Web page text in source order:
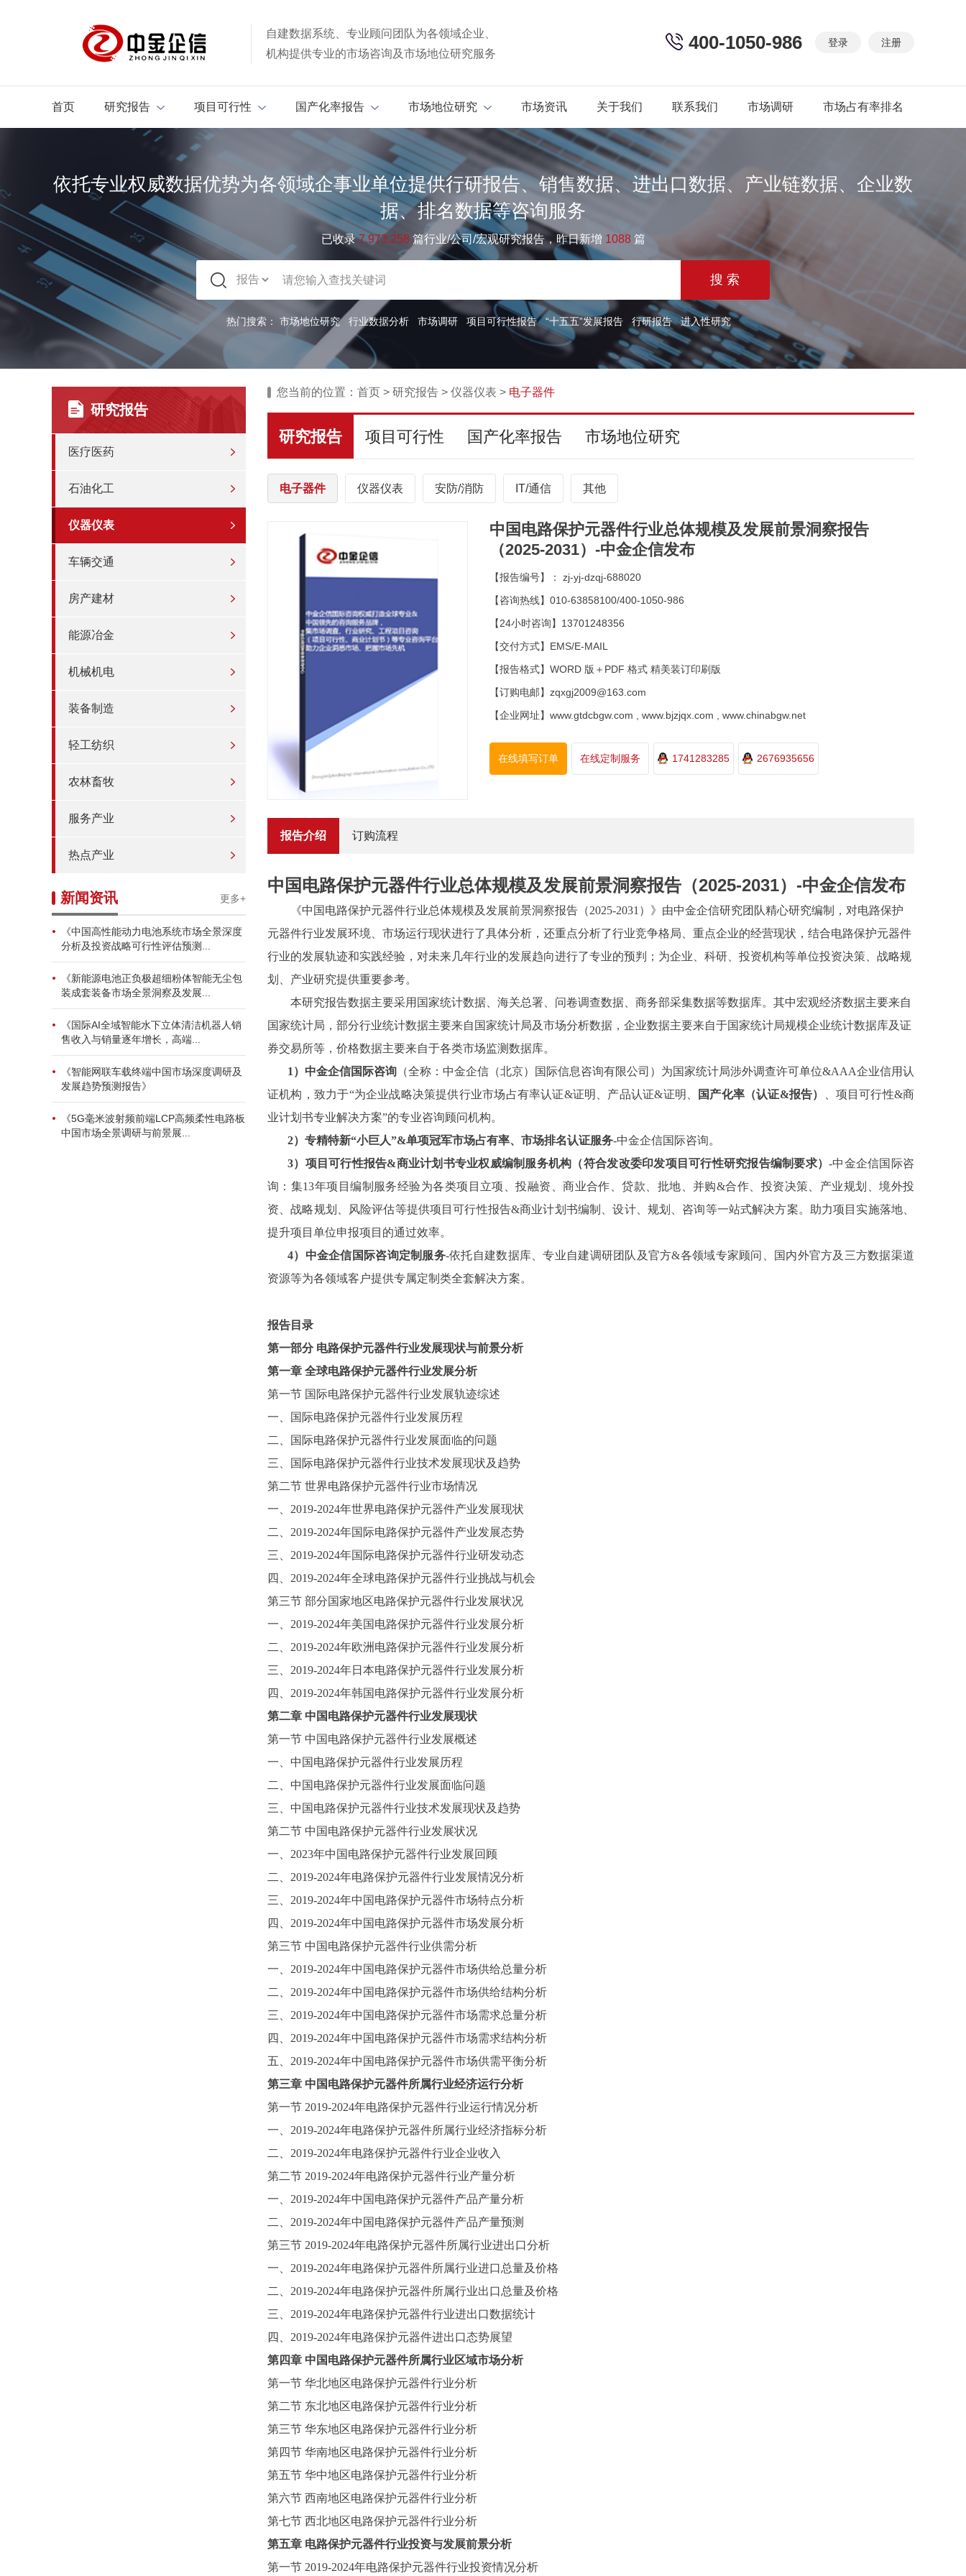
自建数据系统、专业顾问团队为各领域企业、
机构提供专业的市场咨询及市场地位研究服务
登录 注册
400-1050-986
首页 研究报告 项目可行性 国产化率报告 市场地位研究 市场资讯 关于我们 联系我们 市场调研 市场占有率排名
依托专业权威数据优势为各领域企事业单位提供行研报告、销售数据、进出口数据、产业链数据、企业数
据、排名数据等咨询服务
已收录7.973.258 篇行业/公司/宏观研究报告，昨日新增 1088 篇
热门搜索： 市场地位研究 行业数据分析 市场调研 项目可行性报告 “十五五”发展报告 行研报告 进入性研究
研究报告
医疗医药
石油化工
仪器仪表
车辆交通
房产建材
能源冶金
机械机电
装备制造
轻工纺织
农林畜牧
服务产业
热点产业
新闻资讯 更多+
《中国高性能动力电池系统市场全景深度
分析及投资战略可行性评估预测...
《新能源电池正负极超细粉体智能无尘包
装成套装备市场全景洞察及发展...
《国际AI全域智能水下立体清洁机器人销
售收入与销量逐年增长，高端...
《智能网联车载终端中国市场深度调研及
发展趋势预测报告》
《5G毫米波射频前端LCP高频柔性电路板
中国市场全景调研与前景展...
您当前的位置： 首页 > 研究报告 > 仪器仪表 > 电子器件
研究报告 项目可行性 国产化率报告 市场地位研究
电子器件 仪器仪表 安防/消防 IT/通信 其他
中国电路保护元器件行业总体规模及发展前景洞察报告
（2025-2031）-中金企信发布
【报告编号】： zj-yj-dzqj-688020
【咨询热线】010-63858100/400-1050-986
【24小时咨询】13701248356
【交付方式】EMS/E-MAIL
【报告格式】WORD 版＋PDF 格式 精美装订印刷版
【订购电邮】zqxgj2009@163.com
【企业网址】www.gtdcbgw.com , www.bjzjqx.com , www.chinabgw.net
在线填写订单 在线定制服务 1741283285 2676935656
报告介绍 订购流程
中国电路保护元器件行业总体规模及发展前景洞察报告（2025-2031）-中金企信发布
《中国电路保护元器件行业总体规模及 发展前景洞察报告 （2025-2031 ） 》由中金企信研究团队精心研究编制，对电路保护
元器件行业发展环境、市场运行现状进行了具体分析，还重点分析了行业竞争格局、重点企业的经营现状，结合电路保护元器件
行业的发展轨迹和实践经验，对未来几年行业的发展趋向进行了专业的预判；为企业、科研、投资机构等单位投资决策、战略规
划、产业研究提供重要参考。
本研究报告数据主要采用国家统计数据、海关总署、问卷调查数据、商务部采集数据等数据库。其中宏观经济数据主要来自
国家统计局，部分行业统计数据主要来自国家统计局及市场分析数据，企业数据主要来自于国家统计局规模企业统计数据库及证
券交易所等，价格数据主要来自于各类市场监测数据库。
1）中金企信国际咨询 （全称：中金企信（北京）国际信息咨询有限公司）为国家统计局涉外调查许可单位&AAA企业信用认
证机构，致力于“为企业战略决策提供行业市场占有率认证&证明、产品认证&证明、 国产化率（认证&报告） 项目可行性&商
业计划书专业解决方案”的专业咨询顾问机构。
2）专精特新“小巨人”&单项冠军市场占有率、市场排名认证服务-中金企信国际咨询。
3）项目可行性报告&商业计划书专业权威编制服务机构（符合发改委印发项目可行性研究报告编制要求）-中金企信国际咨
询：集13年项目编制服务经验为各类项目立项、投融资、商业合作、贷款、批地、并购&合作、投资决策、产业规划、境外投
资、战略规划、风险评估等提供项目可行性报告&商业计划书编制、设计、规划、咨询等一站式解决方案。助力项目实施落地、
提升项目单位申报项目的通过效率。
4）中金企信国际咨询定制服务-依托自建数据库、专业自建调研团队及官方&各领域专家顾问、国内外官方及三方数据渠道
资源等为各领域客户提供专属定制类全套解决方案。
报告目录
第一部分 电路保护元器件行业发展现状与前景分析
第一章 全球电路保护元器件行业发展分析
第一节 国际电路保护元器件行业发展轨迹综述
一、国际电路保护元器件行业发展历程
二、国际电路保护元器件行业发展面临的问题
三、国际电路保护元器件行业技术发展现状及趋势
第二节 世界电路保护元器件行业市场情况
一、 2019-2024年世界电路保护元器件产业发展现状
二、 2019-2024年国际电路保护元器件产业发展态势
三、 2019-2024年国际电路保护元器件行业研发动态
四、 2019-2024年全球电路保护元器件行业挑战与机会
第三节 部分国家地区电路保护元器件行业发展状况
一、 2019-2024年美国电路保护元器件行业发展分析
二、 2019-2024年欧洲电路保护元器件行业发展分析
三、 2019-2024年日本电路保护元器件行业发展分析
四、 2019-2024年韩国电路保护元器件行业发展分析
第二章 中国电路保护元器件行业发展现状
第一节 中国电路保护元器件行业发展概述
一、中国电路保护元器件行业发展历程
二、中国电路保护元器件行业发展面临问题
三、中国电路保护元器件行业技术发展现状及趋势
第二节 中国电路保护元器件行业发展状况
一、 2023年中国电路保护元器件行业发展回顾
二、 2019-2024年电路保护元器件行业发展情况分析
三、 2019-2024年中国电路保护元器件市场特点分析
四、 2019-2024年中国电路保护元器件市场发展分析
第三节 中国电路保护元器件行业供需分析
一、 2019-2024年中国电路保护元器件市场供给总量分析
二、 2019-2024年中国电路保护元器件市场供给结构分析
三、 2019-2024年中国电路保护元器件市场需求总量分析
四、 2019-2024年中国电路保护元器件市场需求结构分析
五、 2019-2024年中国电路保护元器件市场供需平衡分析
第三章 中国电路保护元器件所属行业经济运行分析
第一节 2019-2024年电路保护元器件行业运行情况分析
一、 2019-2024年电路保护元器件所属行业经济指标分析
二、 2019-2024年电路保护元器件行业企业收入
第二节 2019-2024年电路保护元器件行业产量分析
一、 2019-2024年中国电路保护元器件产品产量分析
二、 2019-2024年中国电路保护元器件产品产量预测
第三节 2019-2024年电路保护元器件所属行业进出口分析
一、 2019-2024年电路保护元器件所属行业进口总量及价格
二、 2019-2024年电路保护元器件所属行业出口总量及价格
三、 2019-2024年电路保护元器件行业进出口数据统计
四、 2019-2024年电路保护元器件进出口态势展望
第四章 中国电路保护元器件所属行业区域市场分析
第一节 华北地区电路保护元器件行业分析
第二节 东北地区电路保护元器件行业分析
第三节 华东地区电路保护元器件行业分析
第四节 华南地区电路保护元器件行业分析
第五节 华中地区电路保护元器件行业分析
第六节 西南地区电路保护元器件行业分析
第七节 西北地区电路保护元器件行业分析
第五章 电路保护元器件行业投资与发展前景分析
第一节 2019-2024年电路保护元器件行业投资情况分析